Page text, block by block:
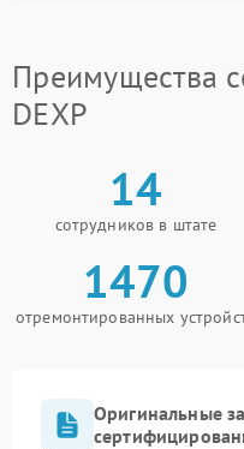
Преимущества
DEXP
14
сотрудников в штате
1470
отремонтированных
Оригинальные